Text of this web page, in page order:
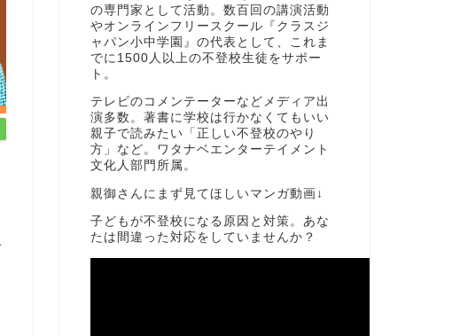
の専門家として活動。数百回の講演活動
やオンラインフリースクール『クラスジ
ャパン小中学園』の代表として、これま
でに1500人以上の不登校生徒をサポー
ト。
テレビのコメンテーターなどメディア出
演多数。著書に学校は行かなくてもいい
親子で読みたい「正しい不登校のやり
方」など。ワタナベエンターテイメント
文化人部門所属。
親御さんにまず見てほしいマンガ動画↓
子どもが不登校になる原因と対策。あな
たは間違った対応をしていませんか？